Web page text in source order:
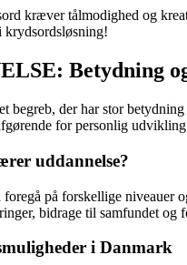
kræver tålmodighed og
krydsordsløsning!
Betydning
begreb, der har stor
for personlig
uddannelse?
på forskellige niveauer
bidrage til samfundet og
i Danmark